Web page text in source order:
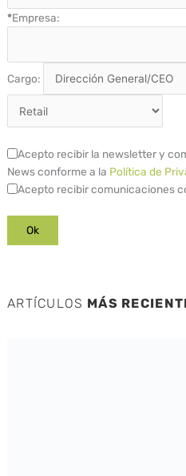
*Empresa:
Cargo:
Acepto recibir la newsletter y
News conforme a la Política de
Acepto recibir comunicaciones
ARTÍCULOS MÁS